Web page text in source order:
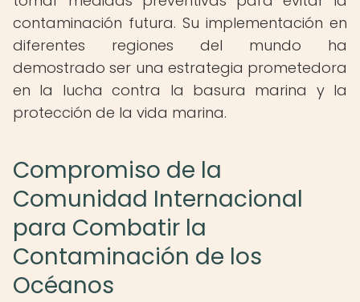
contaminación futura. Su implementación en
diferentes regiones del mundo ha
demostrado ser una estrategia prometedora
en la lucha contra la basura marina y la
protección de la vida marina.
Compromiso de la
Comunidad Internacional
para Combatir la
Contaminación de los
Océanos